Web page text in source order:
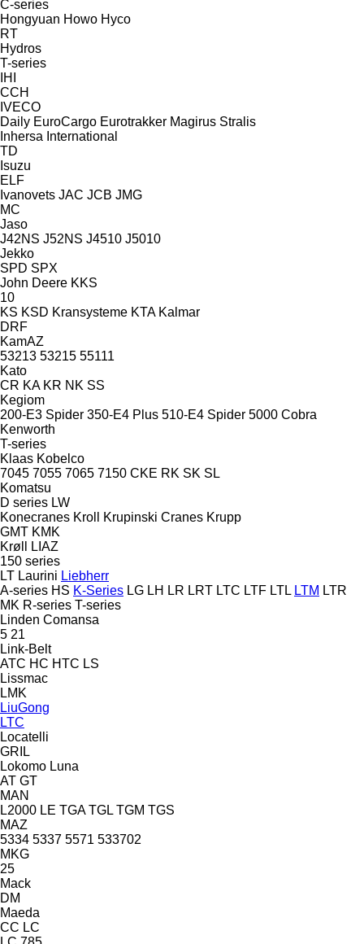
C-series
Hongyuan Howo Hyco
RT
Hydros
T-series
IHI
CCH
IVECO
Daily EuroCargo Eurotrakker Magirus Stralis
Inhersa International
TD
Isuzu
ELF
Ivanovets JAC JCB JMG
MC
Jaso
J42NS J52NS J4510 J5010
Jekko
SPD SPX
John Deere KKS
10
KS KSD Kransysteme KTA Kalmar
DRF
KamAZ
53213 53215 55111
Kato
CR KA KR NK SS
Kegiom
200-E3 Spider 350-E4 Plus 510-E4 Spider 5000 Cobra
Kenworth
T-series
Klaas Kobelco
7045 7055 7065 7150 CKE RK SK SL
Komatsu
D series LW
Konecranes Kroll Krupinski Cranes Krupp
GMT KMK
Krøll
LIAZ
150 series
LT Laurini Liebherr
A-series HS K-Series LG LH LR LRT LTC LTF LTL LTM LTR
MK R-series T-series
Linden Comansa
5 21
Link-Belt
ATC HC HTC LS
Lissmac
LMK
LiuGong
LTC
Locatelli
GRIL
Lokomo Luna
AT GT
MAN
L2000 LE TGA TGL TGM TGS
MAZ
5334 5337 5571 533702
MKG
25
Mack
DM
Maeda
CC LC